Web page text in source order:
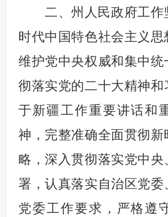
二、州人民政府工
时代中国特色社会主义
维护党中央权威和集中
彻落实党的二十大精神
于新疆工作重要讲话和
神，完整准确全面贯彻
略，深入贯彻落实党中
署，认真落实自治区党委
党委工作要求，严格遵